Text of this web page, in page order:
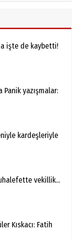
işte de kaybetti!
Panik yazışmalar:
kardeşleriyle
vekillik...
Kıskacı: Fatih